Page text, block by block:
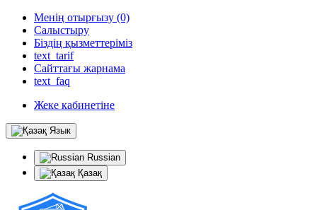
Менің отырғызу (0)
Салыстыру
Біздің қызметтеріміз
text_tarif
Сайттағы жарнама
text_faq
Жеке кабинетіне
Язык
Russian
Қазақ